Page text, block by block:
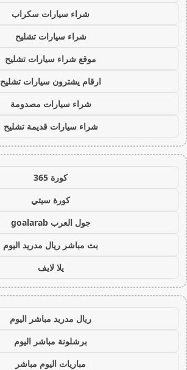
شراء سيارات سكراب
شراء سيارات تشليح
موقع شراء سيارات تشليح
ارقام يشترون سيارات تشليح
شراء سيارات مصدومة
شراء سيارات قديمة تشليح
كورة 365
كورة سيتي
جول العرب goalarab
بث مباشر ريال مدريد اليوم
يلا لايف
ريال مدريد مباشر اليوم
برشلونة مباشر اليوم
مباريات اليوم مباشر